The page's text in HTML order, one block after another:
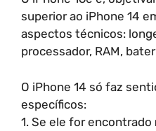
superior ao iPhone 14
aspectos técnicos:
processador, RAM,
O iPhone 14 só faz
específicos:
1. Se ele for encontrado